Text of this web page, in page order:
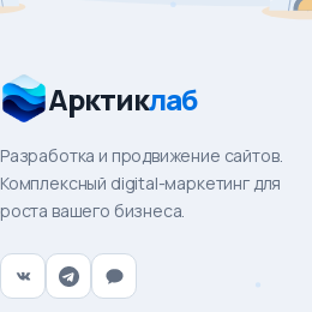
Арктиклаб
Разработка и продвижение сайтов.
Комплексный digital-маркетинг для
роста вашего бизнеса.